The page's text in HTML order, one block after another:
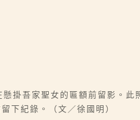
掛吾家聖女的匾額前留影。
下紀錄。（文／徐國明）